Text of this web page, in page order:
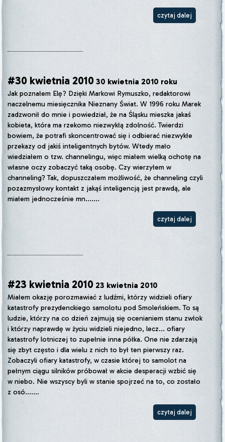
czytaj dalej
#30 kwietnia 2010 30 kwietnia 2010 roku
Jak poznałem Elę? Dzięki Markowi Rymuszko, redaktorowi
naczelnemu miesięcznika Nieznany Świat. W 1996 roku Marek
zadzwonił do mnie i powiedział, że na Śląsku mieszka jakaś
kobieta, która ma rzekomo niezwykłą zdolność. Twierdzi
bowiem, że potrafi skoncentrować się i odbierać niezwykłe
przekazy od jakiś inteligentnych bytów. Wtedy mało
wiedziałem o tzw. channelingu, więc miałem wielką ochotę na
własne oczy zobaczyć taką osobę. Czy wierzyłem w
channeling? Tak, dopuszczałem możliwość, że channeling czyli
pozazmysłowy kontakt z jakąś inteligencją jest prawdą, ale
miałem jednocześnie mn.......
czytaj dalej
#23 kwietnia 2010 23 kwietnia 2010
Miałem okazję porozmawiać z ludźmi, którzy widzieli ofiary
katastrofy prezydenckiego samolotu pod Smoleńskiem. To są
ludzie, którzy na co dzień zajmują się ocenianiem stanu zwłok
i którzy naprawdę w życiu widzieli niejedno, lecz... ofiary
katastrofy lotniczej to zupełnie inna półka. One nie zdarzają
się zbyt często i dla wielu z nich to był ten pierwszy raz.
Zobaczyli ofiary katastrofy, w czasie której to samolot na
pełnym ciągu silników próbował w akcie desperacji wzbić się
w niebo. Nie wszyscy byli w stanie spojrzeć na to, co zostało
z osó.......
czytaj dalej